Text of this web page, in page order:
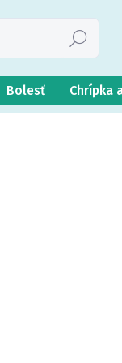
Hľadať
Bolesť Chrípka